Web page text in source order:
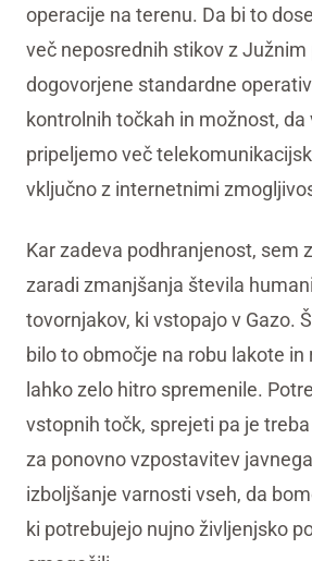
operacije na terenu. Da bi to
več neposrednih stikov z
dogovorjene standardne
kontrolnih točkah in možnost, da
pripeljemo več
vključno z internetnimi
Kar zadeva podhranjenost, sem
zaradi zmanjšanja števila
tovornjakov, ki vstopajo v Gazo.
bilo to območje na robu lakote in
lahko zelo hitro spremenile.
vstopnih točk, sprejeti pa je
za ponovno vzpostavitev
izboljšanje varnosti vseh, da
ki potrebujejo nujno življenjsko